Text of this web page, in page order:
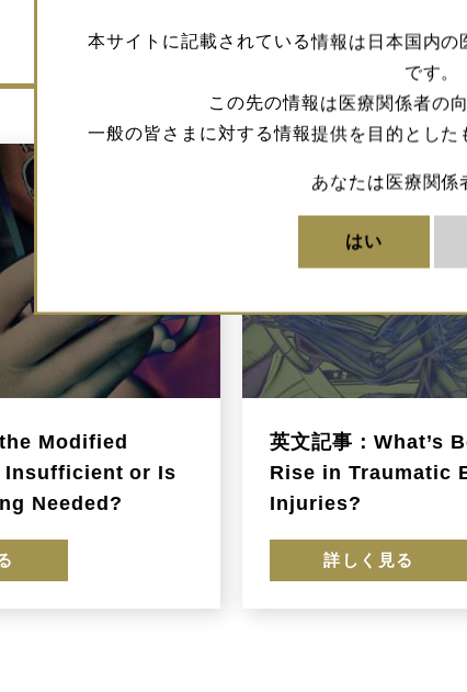
本サイトに記載されている情報は日本国内
です。
この先の情報は医療関係者の
一般の皆さまに対する情報提供を目的とした
あなたは医療関係
はい
Modified
Insufficient or Is
Needed?
英文記事：What’s
Rise in Traumatic
Injuries?
詳しく見る